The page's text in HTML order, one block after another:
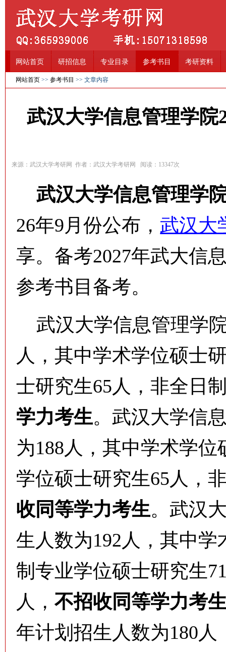
网站首页 研招信息 专业目录 参考书目 考研资料
网站首页 >> 参考书目 >> 文章内容
武汉大学信息管理学院
来源：武汉大学考研网 作者：武汉大学考研网 阅读： 13347次
武汉大学信息管理学
26年9月份公布，武汉大
享。备考2027年武大信
参考书目备考。
武汉大学信息管理学
人，其中学术学位硕士
士研究生65人，非全日
学力考生。武汉大学信
为188人，其中学术学
学位硕士研究生65人，
收同等学力考生。武汉
生人数为192人，其中
制专业学位硕士研究生
人，不招收同等学力考
年计划招生人数为180